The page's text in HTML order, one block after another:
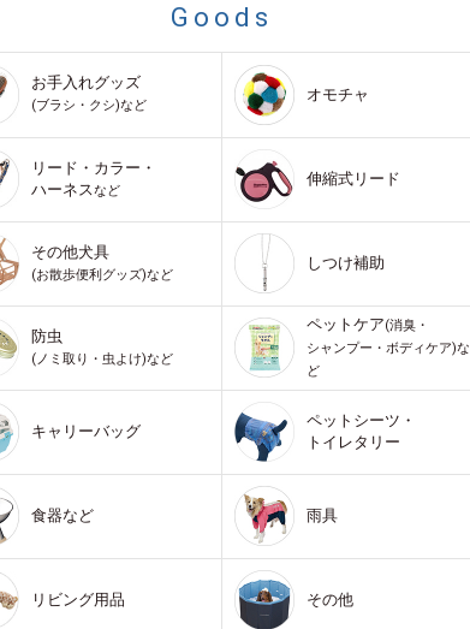
Goods
お手入れグッズ
(ブラシ・クシ)など
オモチャ
リード・カラー・
ハーネスなど
伸縮式リード
その他犬具
(お散歩便利グッズ)など
しつけ補助
防虫
(ノミ取り・虫よけ)など
ペットケア(消臭・
シャンプー・ボディケア)な
ど
キャリーバッグ
ペットシーツ・
トイレタリー
食器など 雨具
リビング用品 その他